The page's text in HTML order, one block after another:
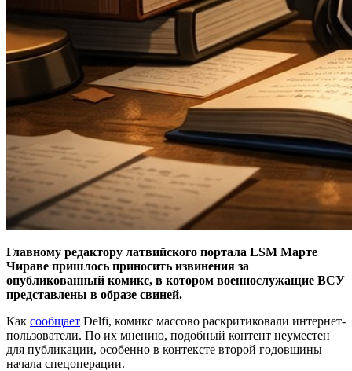
Главному редактору латвийского портала LSM Марте
Чираве пришлось приносить извинения за
опубликованный комикс, в котором военнослужащие ВСУ
представлены в образе свиней.
Как сообщает Delfi, комикс массово раскритиковали интернет-
пользователи. По их мнению, подобный контент неуместен
для публикации, особенно в контексте второй годовщины
начала спецоперации.